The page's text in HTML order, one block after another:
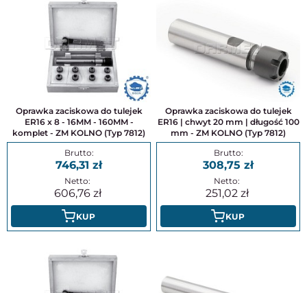
Oprawka zaciskowa do tulejek
ER16 x 8 - 16MM - 160MM -
komplet - ZM KOLNO (Typ 7812)
746,31
606,76
KUP
Oprawka zaciskowa do tulejek
ER16 | chwyt 20 mm | długość 100
mm - ZM KOLNO (Typ 7812)
308,75
251,02
KUP